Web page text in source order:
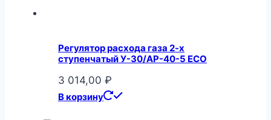
Регулятор расхода газа 2-х
ступенчатый У-30/АР-40-5 ECO
3 014,00 ₽
В корзину